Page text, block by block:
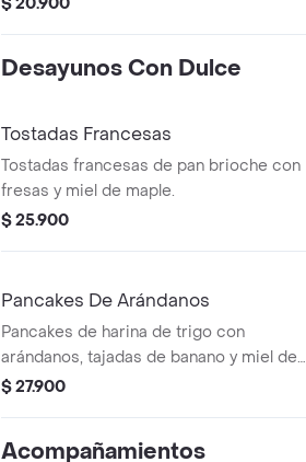
Desayunos Con Dulce
Tostadas Francesas
Tostadas francesas de pan brioche con
fresas y miel de maple.
$ 25.900
Pancakes De Arándanos
Pancakes de harina de trigo con
arándanos, tajadas de banano y miel de
maple.
$ 27.900
Acompañamientos